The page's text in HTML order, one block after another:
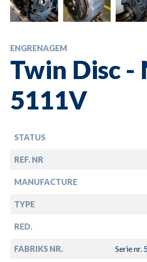
ENGRENAGEM
Twin Disc -
5111V
STATUS
REF. NR
MANUFACTURE
TYPE
RED.
FABRIKS NR. Serie nr.